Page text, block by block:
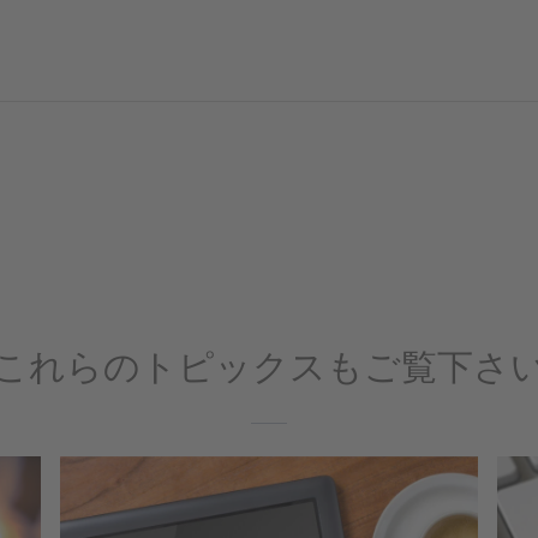
れらのトピックスもご覧下さ